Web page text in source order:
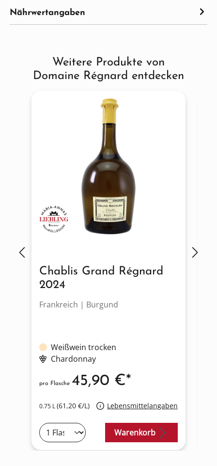
Nährwertangaben
Produktgalerie überspringen
Weitere Produkte von
Domaine Régnard entdecken
Chablis Grand Régnard
2024
Frankreich | Burgund
Weißwein trocken
Chardonnay
0.75 L(61,20 €/L) Lebensmittelangaben
pro Flasche 45,90 €*
Warenkorb